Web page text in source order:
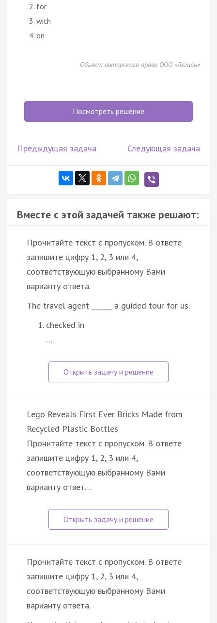
for
with
on
Объект авторского права ООО «Легион»
Посмотреть решение
Предыдущая задача Следующая задача
Вместе с этой задачей также решают:
Прочитайте текст с пропуском. В ответе
запишите цифру 1, 2, 3 или 4,
соответствующую выбранному Вами
варианту ответа.
The travel agent ______ a guided tour for us.
checked in
…
Lego Reveals First Ever Bricks Made from
Recycled Plastic Bottles
Прочитайте текст с пропуском. В ответе
запишите цифру 1, 2, 3 или 4,
соответствующую выбранному Вами
варианту ответ…
Прочитайте текст с пропуском. В ответе
запишите цифру 1, 2, 3 или 4,
соответствующую выбранному Вами
варианту ответа.